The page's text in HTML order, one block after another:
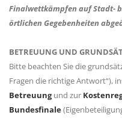
Finalwettkämpfen auf Stadt-
örtlichen Gegebenheiten
BETREUUNG UND
Bitte beachten Sie die
Fragen die richtige Antwort“),
Betreuungund zur
Bundesfinale